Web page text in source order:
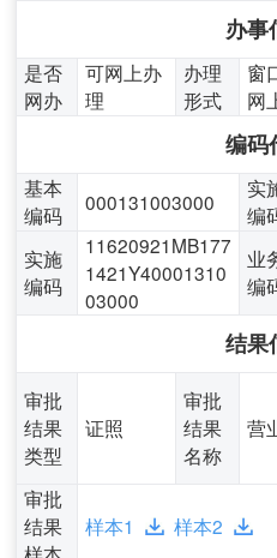
办事
是否
网办
可网上办
理
办理
形式
窗
网
编码
基本
编码
000131003000
实
编
实施
编码
11620921MB177
1421Y40001310
03000
业
编
结果
审批
结果
类型
证照
审批
结果
名称
营
审批
结果
样本1 样本2